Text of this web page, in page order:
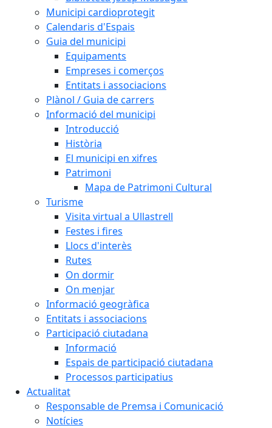
Municipi cardioprotegit
Calendaris d'Espais
Guia del municipi
Equipaments
Empreses i comerços
Entitats i associacions
Plànol / Guia de carrers
Informació del municipi
Introducció
Història
El municipi en xifres
Patrimoni
Mapa de Patrimoni Cultural
Turisme
Visita virtual a Ullastrell
Festes i fires
Llocs d'interès
Rutes
On dormir
On menjar
Informació geogràfica
Entitats i associacions
Participació ciutadana
Informació
Espais de participació ciutadana
Processos participatius
Actualitat
Responsable de Premsa i Comunicació
Notícies